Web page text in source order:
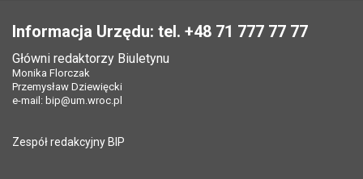
Informacja Urzędu: tel. +48 71 777 77 77
Główni redaktorzy Biuletynu
Monika Florczak
Przemysław Dziewięcki
e-mail: bip@um.wroc.pl
Zespół redakcyjny BIP